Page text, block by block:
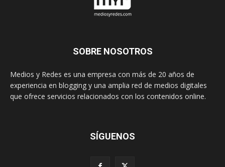
SOBRE NOSOTROS
Medios y Redes es una empresa con más de 20 años de
experiencia en blogging y una amplia red de medios digitales
que ofrece servicios relacionados con los contenidos online.
SÍGUENOS